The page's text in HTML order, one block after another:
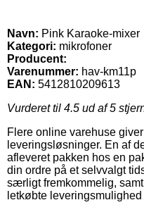
Navn: Pink Karaoke-mixer
Kategori: mikrofoner
Producent:
Varenummer: hav-km11p
EAN: 5412810209613
Vurderet til 4.5 ud af 5
Flere online varehuse
leveringsløsninger. En af
afleveret pakken hos en
din ordre på et selvvalgt
særligt fremkommelig,
letkøbte